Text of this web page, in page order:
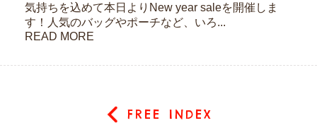
気持ちを込めて本日よりNew year saleを開催しま
す！人気のバッグやポーチなど、いろ...
READ MORE
FREE INDEX